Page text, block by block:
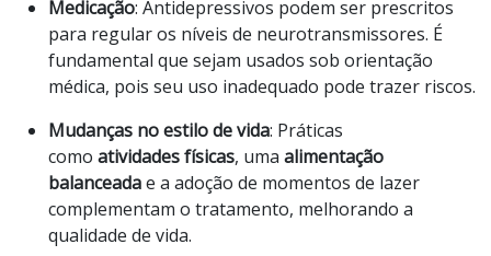
Medicação: Antidepressivos podem ser prescritos
para regular os níveis de neurotransmissores. É
fundamental que sejam usados sob orientação
médica, pois seu uso inadequado pode trazer riscos.
Mudanças no estilo de vida: Práticas
como atividades físicas, uma alimentação
balanceadae a adoção de momentos de lazer
complementam o tratamento, melhorando a
qualidade de vida.